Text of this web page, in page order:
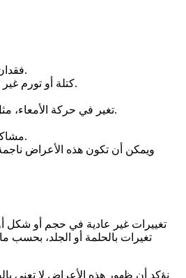
فقدان الشهية والنفخة المستمرة.
كتلة أو تورم غير عادي في أي مكان بالجسم.
تغير في حركة الأمعاء، مثل الإمساك، أو دم في البراز.
مشاكل في التبول ودم في البول.
ويمكن أن تكون هذه الأعراض
تغييرات غير عادية في حجم أو شكل
تغيرات بالحلمة أو الجلد، بحسب
نؤكد أن ظهور هذه الأعراض لا تعني